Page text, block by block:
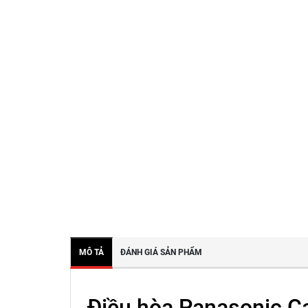
MÔ TẢ ĐÁNH GIÁ SẢN PHẨM